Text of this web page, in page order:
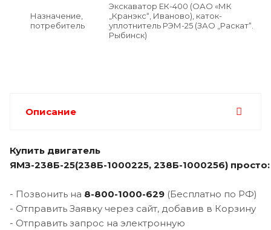
Назначение,
потребитель
Экскаватор ЕК-400 (ОАО «МК
„Кранэкс“, Иваново), каток-
уплотнитель РЭМ-25 (ЗАО „Раскат“.
Рыбинск)
Описание
Купить двигатель
ЯМЗ-238Б-25(238Б-1000225, 238Б-1000256) просто:
- Позвонить на 8-800-1000-629 (Бесплатно по РФ)
- Отправить Заявку через сайт, добавив в Корзину
- Отправить запрос на электронную